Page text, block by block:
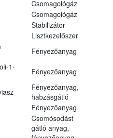
Csomagológáz
Csomagológáz
Stabilizátor
Lisztkezelőszer
Fényezőanyag
1-
Fényezőanyag
Fényezőanyag,
habzásgátló
Fényezőanyag
Csomósodást
gátló anyag,